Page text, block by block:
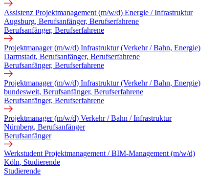
Assistenz Projektmanagement (m/w/d) Energie / Infrastruktur
Augsburg, Berufsanfänger, Berufserfahrene
Berufsanfänger, Berufserfahrene
Projektmanager (m/w/d) Infrastruktur (Verkehr / Bahn, Energie)
Darmstadt, Berufsanfänger, Berufserfahrene
Berufsanfänger, Berufserfahrene
Projektmanager (m/w/d) Infrastruktur (Verkehr / Bahn, Energie)
bundesweit, Berufsanfänger, Berufserfahrene
Berufsanfänger, Berufserfahrene
Projektmanager (m/w/d) Verkehr / Bahn / Infrastruktur
Nürnberg, Berufsanfänger
Berufsanfänger
Werkstudent Projektmanagement / BIM-Management (m/w/d)
Köln, Studierende
Studierende